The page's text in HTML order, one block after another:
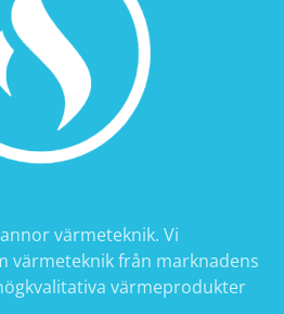
värmeteknik. Vi
värmeteknik från marknadens
värmeprodukter